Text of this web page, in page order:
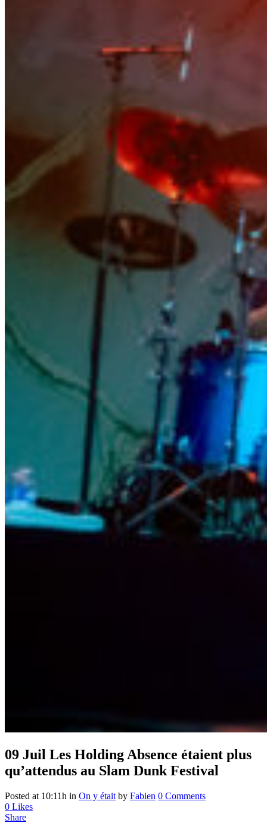
09 Juil Les Holding Absence étaient plus
qu’attendus au Slam Dunk Festival
Posted at 10:11h in On y était by Fabien 0 Comments
0 Likes
Share